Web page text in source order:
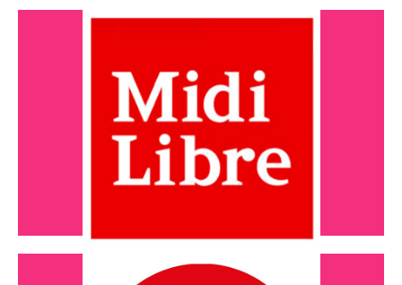
Mars 2024
Février 2024
Une nouvelle année riche en actions
Lire l'article